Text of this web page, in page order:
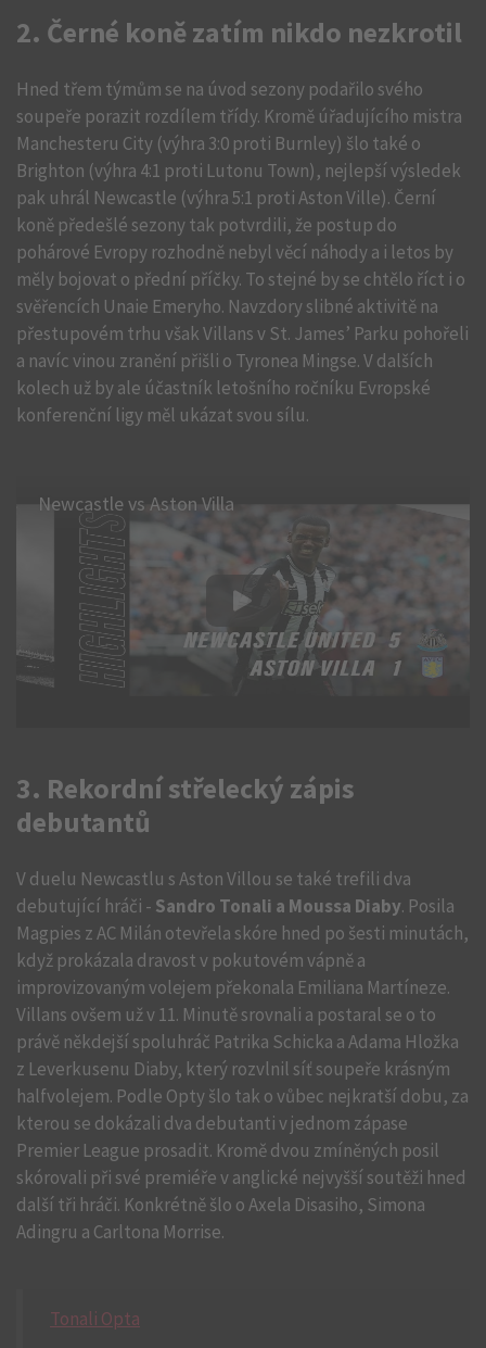
2. Černé koně zatím nikdo nezkrotil
Hned třem týmům se na úvod sezony podařilo svého
soupeře porazit rozdílem třídy. Kromě úřadujícího mistra
Manchesteru City (výhra 3:0 proti Burnley) šlo také o
Brighton (výhra 4:1 proti Lutonu Town), nejlepší výsledek
pak uhrál Newcastle (výhra 5:1 proti Aston Ville). Černí
koně předešlé sezony tak potvrdili, že postup do
pohárové Evropy rozhodně nebyl věcí náhody a i letos by
měly bojovat o přední příčky. To stejné by se chtělo říct i o
svěřencích Unaie Emeryho. Navzdory slibné aktivitě na
přestupovém trhu však Villans v St. James’ Parku pohořeli
a navíc vinou zranění přišli o Tyronea Mingse. V dalších
kolech už by ale účastník letošního ročníku Evropské
konferenční ligy měl ukázat svou sílu.
Newcastle vs Aston Villa
3. Rekordní střelecký zápis
debutantů
V duelu Newcastlu s Aston Villou se také trefili dva
debutující hráči - Sandro Tonali a Moussa Diaby. Posila
Magpies z AC Milán otevřela skóre hned po šesti minutách,
když prokázala dravost v pokutovém vápně a
improvizovaným volejem překonala Emiliana Martíneze.
Villans ovšem už v 11. Minutě srovnali a postaral se o to
právě někdejší spoluhráč Patrika Schicka a Adama Hložka
z Leverkusenu Diaby, který rozvlnil síť soupeře krásným
halfvolejem. Podle Opty šlo tak o vůbec nejkratší dobu, za
kterou se dokázali dva debutanti v jednom zápase
Premier League prosadit. Kromě dvou zmíněných posil
skórovali při své premiéře v anglické nejvyšší soutěži hned
další tři hráči. Konkrétně šlo o Axela Disasiho, Simona
Adingru a Carltona Morrise.
Tonali Opta